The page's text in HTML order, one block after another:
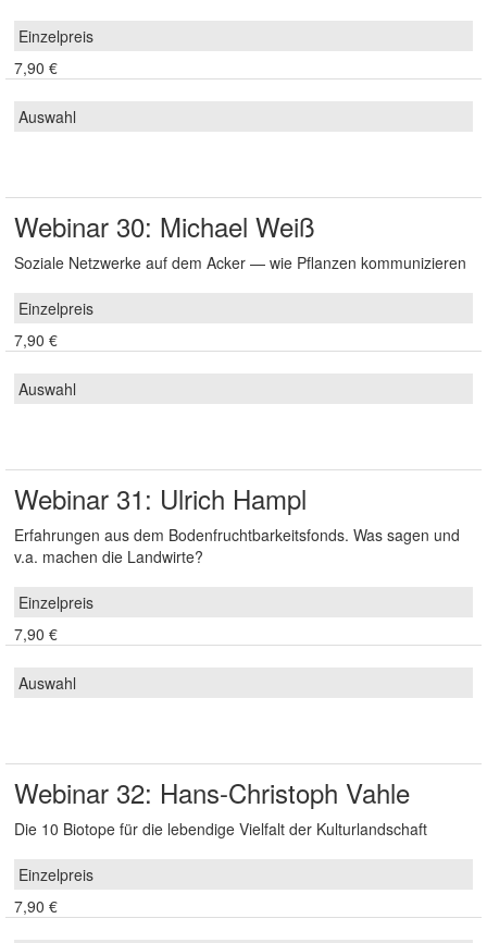
7,90 €
Webinar 30: Michael Weiß
Soziale Netzwerke auf dem Acker — wie Pflanzen kommunizieren
7,90 €
Webinar 31: Ulrich Hampl
Erfahrungen aus dem Bodenfruchtbarkeitsfonds. Was sagen und
v.a. machen die Landwirte?
7,90 €
Webinar 32: Hans-Christoph Vahle
Die 10 Biotope für die lebendige Vielfalt der Kulturlandschaft
7,90 €